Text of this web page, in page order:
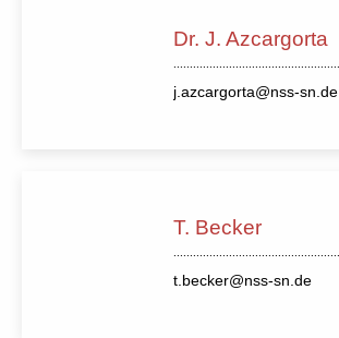
Dr. J. Azcargorta
j.azcargorta@nss-sn.de
T. Becker
t.becker@nss-sn.de